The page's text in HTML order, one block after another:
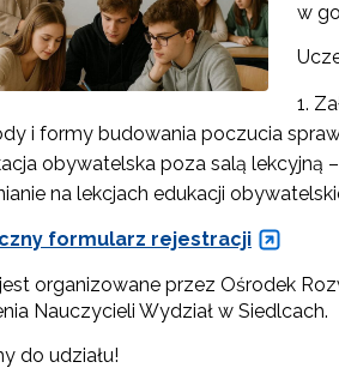
obywatelska"
fizyczne"
matematyczno-przyrodnicze"
dla fizyków w CERN 2025"
w
i formy budowania poczucia
obywatelska poza salą lekcyjną
na lekcjach edukacji
formularz rejestracji
organizowane przez Ośrodek
Nauczycieli Wydział w Siedlcach.
do udziału!